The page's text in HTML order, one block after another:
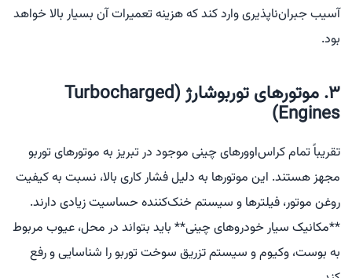
آسیب جبران‌ناپذیری وارد کند که هزینه تعمیرات آن بسیار بالا خواهد
بود.
۳. موتورهای توربوشارژ (Turbocharged
Engines)
تقریباً تمام کراس‌اوورهای چینی موجود در تبریز به موتورهای توربو
مجهز هستند. این موتورها به دلیل فشار کاری بالا، نسبت به کیفیت
روغن موتور، فیلترها و سیستم خنک‌کننده حساسیت زیادی دارند.
**مکانیک سیار خودروهای چینی** باید بتواند در محل، عیوب مربوط
به بوست، وکیوم و سیستم تزریق سوخت توربو را شناسایی و رفع